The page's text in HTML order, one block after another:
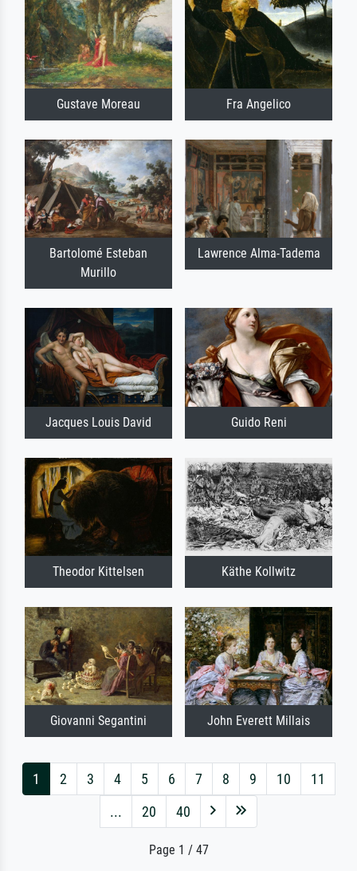
Gustave Moreau Fra Angelico
Bartolomé Esteban
Murillo
Lawrence Alma-Tadema
Jacques Louis David Guido Reni
Theodor Kittelsen Käthe Kollwitz
Giovanni Segantini John Everett Millais
1 2 3 4 5 6 7 8 9 10
11
...
20 40
Page 1 / 47